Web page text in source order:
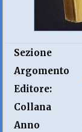
Sezione
Argomento
Editore:
Collana
Anno